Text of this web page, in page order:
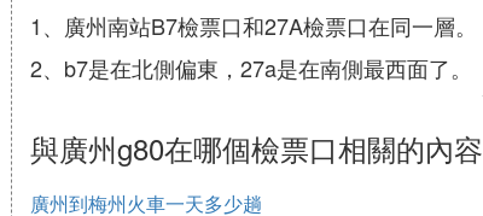
1、廣州南站B7檢票口和27A檢票口在同一層。
2、b7是在北側偏東，27a是在南側最西面了。
與廣州g80在哪個檢票口相關的內容
廣州到梅州火車一天多少趟